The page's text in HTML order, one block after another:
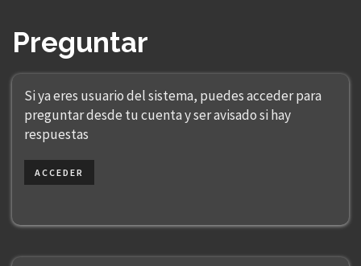
Preguntar
Si ya eres usuario del sistema, puedes acceder para
preguntar desde tu cuenta y ser avisado si hay
respuestas
ACCEDER